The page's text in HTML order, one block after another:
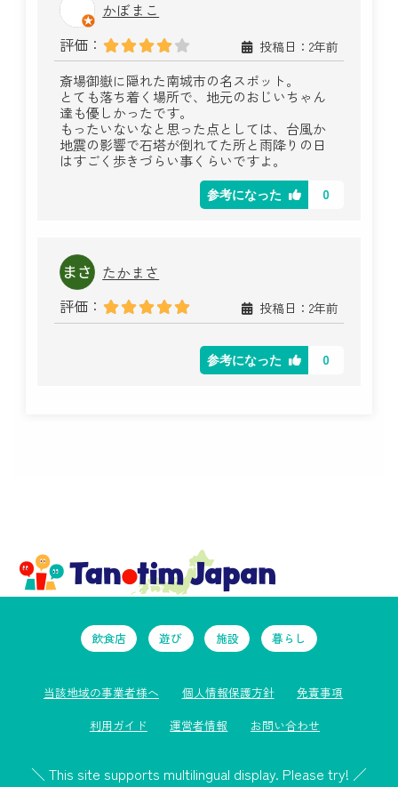
かぼまこ
評価：
投稿日：2年前
斎場御嶽に隠れた南城市の名スポット。
とても落ち着く場所で、地元のおじいちゃん
達も優しかったです。
もったいないなと思った点としては、台風か
地震の影響で石塔が倒れてた所と雨降りの日
はすごく歩きづらい事くらいですよ。
参考になった 0
たかまさ
評価：
投稿日：2年前
参考になった 0
飲食店 遊び 施設 暮らし
当該地域の事業者様へ 個人情報保護方針
免責事項
利用ガイド
運営者情報 お問い合わせ
＼ This site supports multilingual display. Please try! ／